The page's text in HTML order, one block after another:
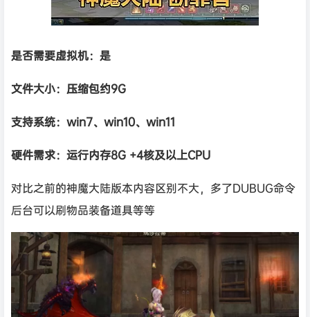
是否需要虚拟机：是
文件大小：压缩包约9G
支持系统：win7、win10、win11
硬件需求：运行内存8G +4核及以上CPU
对比之前的神魔大陆版本内容区别不大，多了DUBUG命令
后台可以刷物品装备道具等等